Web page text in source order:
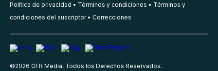
Política de privacidad Términos y condiciones
Términos y
condiciones del suscriptor
Correcciones
©2026 GFR Media, Todos los Derechos Reservados.